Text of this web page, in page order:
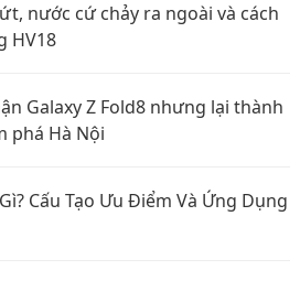
nước cứ chảy ra ngoài và cách
HV18
Galaxy Z Fold8 nhưng lại thành
phá Hà Nội
Cấu Tạo Ưu Điểm Và Ứng Dụng